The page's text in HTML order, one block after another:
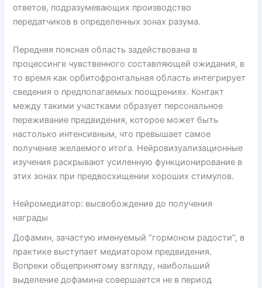
ответов, подразумевающих производство
передатчиков в определенных зонах разума.
Передняя поясная область задействована в
процессинге чувственного составляющей ожидания, в
то время как орбитофронтальная область интегрирует
сведения о предполагаемых поощрениях. Контакт
между такими участками образует персональное
переживание предвидения, которое может быть
настолько интенсивным, что превышает самое
получение желаемого итога. Нейровизуализационные
изучения раскрывают усиленную функционирование в
этих зонах при предвосхищении хороших стимулов.
Нейромедиатор: высвобождение до получения
награды
Дофамин, зачастую именуемый “гормоном радости”, в
практике выступает медиатором предвидения.
Вопреки общепринятому взгляду, наибольший
выделение дофамина совершается не в период